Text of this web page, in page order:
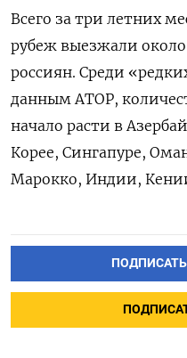
Всего за три летних
рубеж выезжали
россиян. Среди
данным АТОР,
начало расти в
Корее, Сингапуре,
Марокко, Индии,